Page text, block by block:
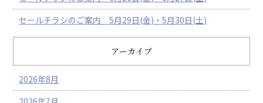
セールチラシのご案内 5月29日(金)・5月30日(土)
アーカイブ
2026年8月